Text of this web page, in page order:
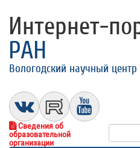
Интернет-
РАН
Вологодский научный
Сведения об
образовательной
организации